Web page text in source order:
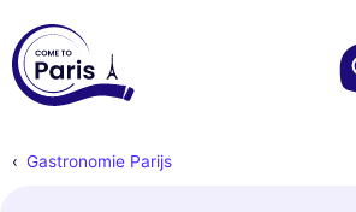
Gastronomie Parijs